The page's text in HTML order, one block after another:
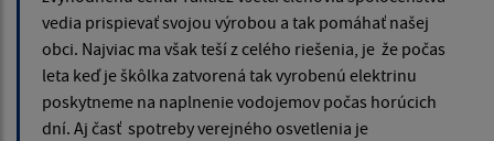
vedia prispievať svojou výrobou a tak pomáhať našej
obci. Najviac ma však teší z celého riešenia, je že počas
leta keď je škôlka zatvorená tak vyrobenú elektrinu
poskytneme na naplnenie vodojemov počas horúcich
dní. Aj časť spotreby verejného osvetlenia je